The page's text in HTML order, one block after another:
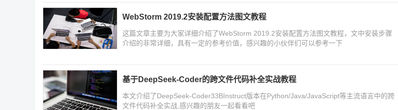
WebStorm 2019.2安装配置方法图文教程
这篇文章主要为大家详细介绍了WebStorm 2019.2安装配置方法图文教程，文中安装步骤
介绍的非常详细，具有一定的参考价值，感兴趣的小伙伴们可以参考一下
基于DeepSeek-Coder的跨文件代码补全实战教程
本文介绍了DeepSeek-Coder33BInstruct版本在Python/Java/JavaScript等主流语言中的跨
文件代码补全实战,感兴趣的朋友一起看看吧